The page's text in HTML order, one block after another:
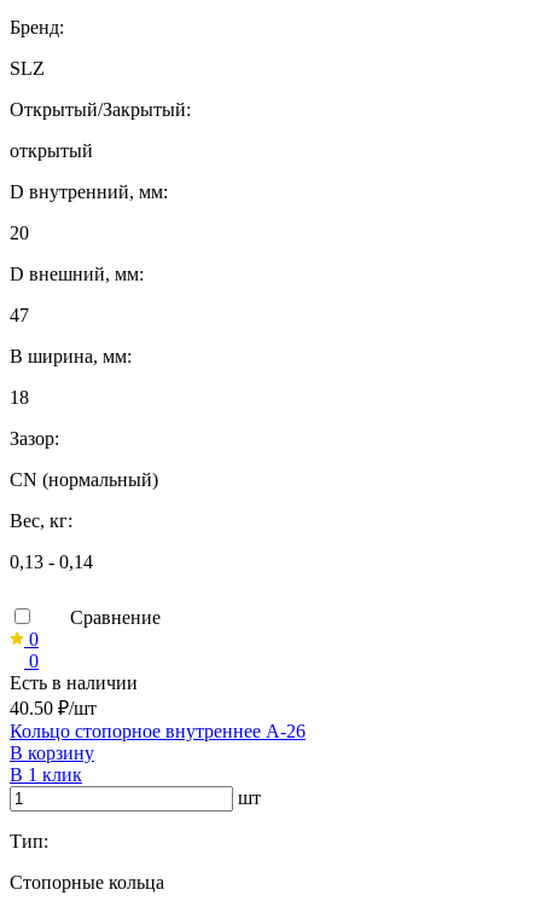
Бренд:
SLZ
Открытый/Закрытый:
открытый
D внутренний, мм:
20
D внешний, мм:
47
B ширина, мм:
18
Зазор:
CN (нормальный)
Вес, кг:
0,13 - 0,14
Сравнение
0
0
Есть в наличии
40.50 ₽/шт
Кольцо стопорное внутреннее А-26
В корзину
В 1 клик
шт
Тип:
Стопорные кольца